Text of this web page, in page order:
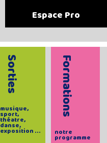
Espace Pro
Sorties
musique,
sport,
théatre,
danse,
exposition ...
Formations
notre
programme